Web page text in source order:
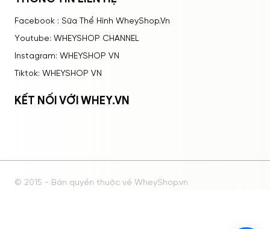
Facebook : Sữa Thể Hình WheyShop.Vn
Youtube: WHEYSHOP CHANNEL
Instagram: WHEYSHOP VN
Tiktok: WHEYSHOP VN
KẾT NỐI VỚI WHEY.VN
© 2015 - Bản quyền thuộc về WheyShop.vn